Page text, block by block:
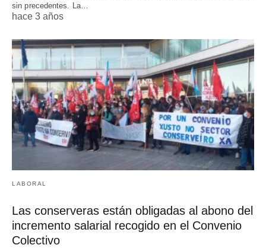
sin precedentes. La…
hace 3 años
LABORAL
Las conserveras están obligadas al abono del
incremento salarial recogido en el Convenio
Colectivo